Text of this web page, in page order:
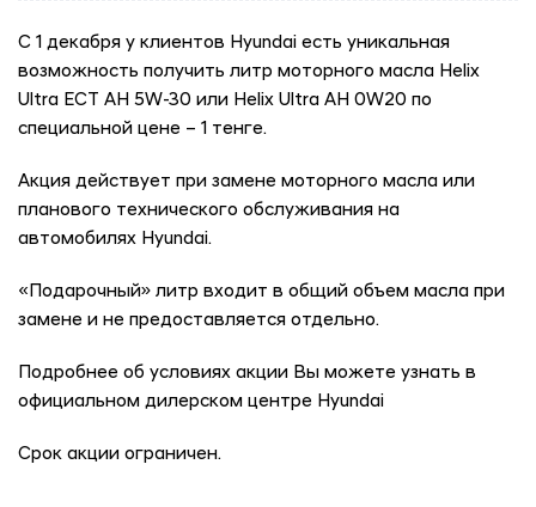
С 1 декабря у клиентов Hyundai есть уникальная
возможность получить литр моторного масла Helix
Ultra ЕСТ АН 5W-30 или Helix Ultra АН 0W20 по
специальной цене – 1 тенге.
Акция действует при замене моторного масла или
планового технического обслуживания на
автомобилях Hyundai.
«Подарочный» литр входит в общий объем масла при
замене и не предоставляется отдельно.
Подробнее об условиях акции Вы можете узнать в
официальном дилерском центре Hyundai
Срок акции ограничен.